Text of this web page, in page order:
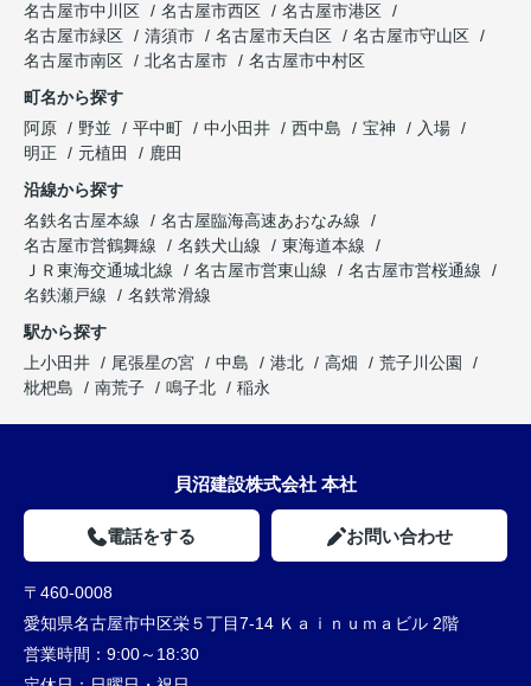
名古屋市中川区
名古屋市西区
名古屋市港区
名古屋市緑区
清須市 名古屋市天白区
名古屋市守山区
名古屋市南区
北名古屋市
名古屋市中村区
町名から探す
阿原
野並 平中町 中小田井 西中島 宝神
入場
明正
元植田
鹿田
沿線から探す
名鉄名古屋本線
名古屋臨海高速あおなみ線
名古屋市営鶴舞線
名鉄犬山線
東海道本線
ＪＲ東海交通城北線
名古屋市営東山線
名古屋市営桜通線
名鉄瀬戸線
名鉄常滑線
駅から探す
上小田井
尾張星の宮 中島 港北 高畑
荒子川公園
枇杷島
南荒子 鳴子北 稲永
貝沼建設株式会社 本社
電話をする お問い合わせ
〒460-0008
愛知県名古屋市中区栄５丁目7-14 Ｋａｉｎｕｍａビル 2階
営業時間： 9:00～18:30